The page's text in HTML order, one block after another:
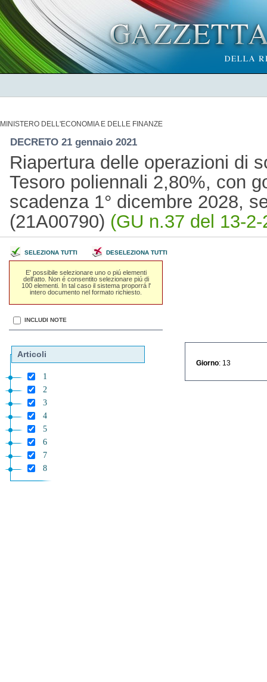
MINISTERO DELL'ECONOMIA E DELLE FINANZE
DECRETO 21 gennaio 2021
Riapertura delle operazioni di
Tesoro poliennali 2,80%, con
scadenza 1° dicembre 2028,
(21A00790) (GU n.37 del 13-
SELEZIONA TUTTI DESELEZIONA TUTTI
E' possibile selezionare uno o piú elementi
dell'atto. Non é consentito selezionare piú di
100 elementi. In tal caso il sistema proporrá l'
intero documento nel formato richiesto.
INCLUDI NOTE
Articoli
1
2
3
4
5
6
7
8
Giorno : 13